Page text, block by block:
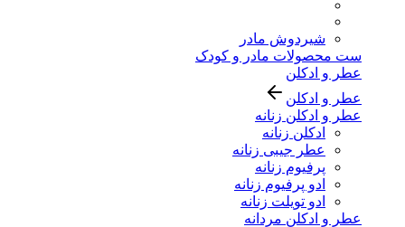
شیردوش مادر
ست محصولات مادر و کودک
عطر و ادکلن
عطر و ادکلن
عطر و ادکلن زنانه
ادکلن زنانه
عطر جیبی زنانه
پرفیوم زنانه
ادو پرفیوم زنانه
ادو تویلت زنانه
عطر و ادکلن مردانه